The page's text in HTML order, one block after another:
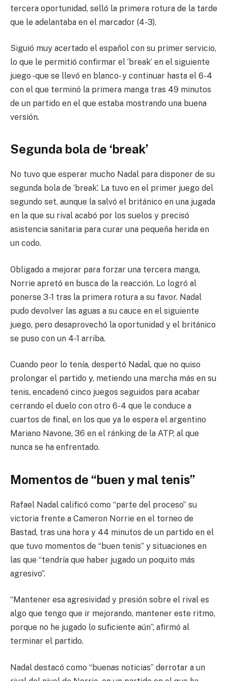
tercera oportunidad, selló la primera rotura de la tarde
que le adelantaba en el marcador (4-3).
Siguió muy acertado el español con su primer servicio,
lo que le permitió confirmar el ‘break’ en el siguiente
juego -que se llevó en blanco- y continuar hasta el 6-4
con el que terminó la primera manga tras 49 minutos
de un partido en el que estaba mostrando una buena
versión.
Segunda bola de ‘break’
No tuvo que esperar mucho Nadal para disponer de su
segunda bola de ‘break’. La tuvo en el primer juego del
segundo set, aunque la salvó el británico en una jugada
en la que su rival acabó por los suelos y precisó
asistencia sanitaria para curar una pequeña herida en
un codo.
Obligado a mejorar para forzar una tercera manga,
Norrie apretó en busca de la reacción. Lo logró al
ponerse 3-1 tras la primera rotura a su favor. Nadal
pudo devolver las aguas a su cauce en el siguiente
juego, pero desaprovechó la oportunidad y el británico
se puso con un 4-1 arriba.
Cuando peor lo tenía, despertó Nadal, que no quiso
prolongar el partido y, metiendo una marcha más en su
tenis, encadenó cinco juegos seguidos para acabar
cerrando el duelo con otro 6-4 que le conduce a
cuartos de final, en los que ya le espera el argentino
Mariano Navone, 36 en el ránking de la ATP, al que
nunca se ha enfrentado.
Momentos de “buen y mal tenis”
Rafael Nadal calificó como “parte del proceso” su
victoria frente a Cameron Norrie en el torneo de
Bastad, tras una hora y 44 minutos de un partido en el
que tuvo momentos de “buen tenis” y situaciones en
las que “tendría que haber jugado un poquito más
agresivo”.
“Mantener esa agresividad y presión sobre el rival es
algo que tengo que ir mejorando, mantener este ritmo,
porque no he jugado lo suficiente aún”, afirmó al
terminar el partido.
Nadal destacó como “buenas noticias” derrotar a un